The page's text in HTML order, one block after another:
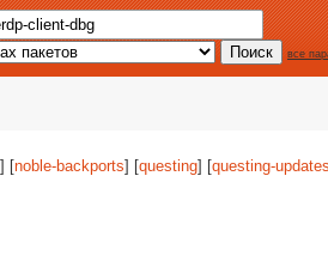
все
] [noble-backports] [questing] [questing-updates